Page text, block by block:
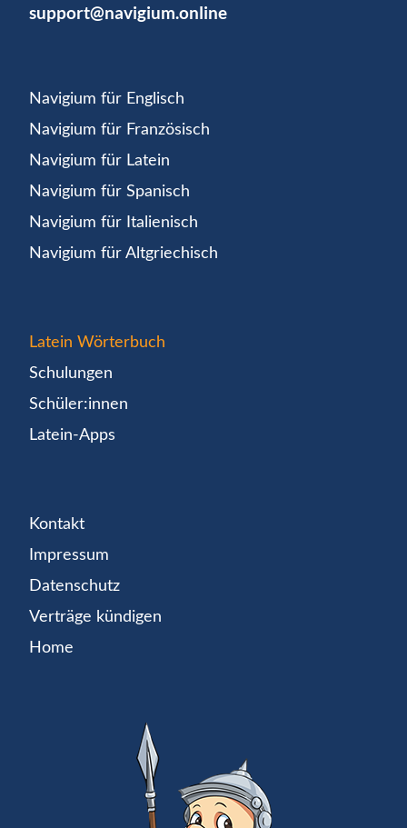
support@navigium.online
Navigium für Englisch
Navigium für Französisch
Navigium für Latein
Navigium für Spanisch
Navigium für Italienisch
Navigium für Altgriechisch
Latein Wörterbuch
Schulungen
Schüler:innen
Latein-Apps
Kontakt
Impressum
Datenschutz
Verträge kündigen
Home